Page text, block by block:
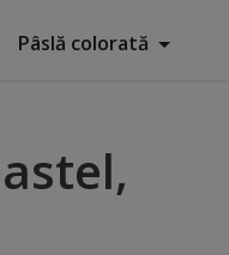
Pâslă colorată